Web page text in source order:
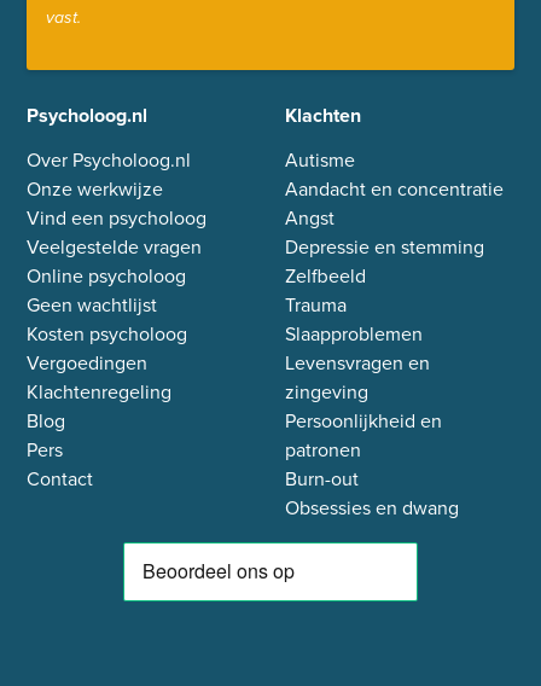
vast.
Psycholoog.nl
Over Psycholoog.nl
Onze werkwijze
Vind een psycholoog
Veelgestelde vragen
Online psycholoog
Geen wachtlijst
Kosten psycholoog
Vergoedingen
Klachtenregeling
Blog
Pers
Contact
Klachten
Autisme
Aandacht en concentratie
Angst
Depressie en stemming
Zelfbeeld
Trauma
Slaapproblemen
Levensvragen en
zingeving
Persoonlijkheid en
patronen
Burn-out
Obsessies en dwang